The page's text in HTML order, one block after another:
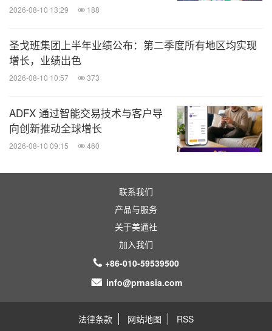
2026-08-10 13:29 188
圣戈班集团上半年业绩公布：第二季度所有地区均实现
增长，业绩出色
2026-08-10 10:57 373
ADFX 通过智能交易技术与客户导
向创新推动全球增长
2026-08-10 09:15 460
联系我们
产品与服务
关于美通社
加入我们
+86-010-59539500
info@prnasia.com
法律条款 网站地图 RSS